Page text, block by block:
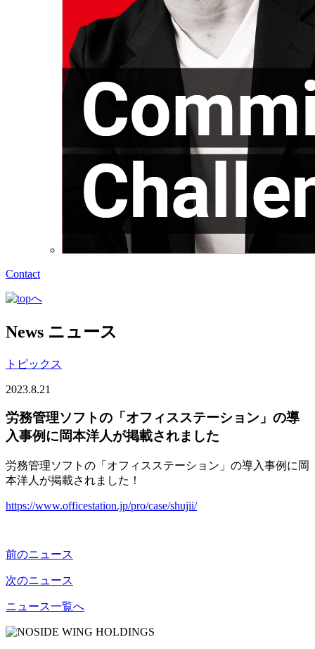
Contact
News ニュース
トピックス
2023.8.21
労務管理ソフトの「オフィスステーション」の導
入事例に岡本洋人が掲載されました
労務管理ソフトの「オフィスステーション」の導入事例に岡
本洋人が掲載されました！
https://www.officestation.jp/pro/case/shujii/
前のニュース
次のニュース
ニュース一覧へ